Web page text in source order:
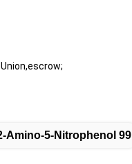
Amino-5-Nitrophenol 99